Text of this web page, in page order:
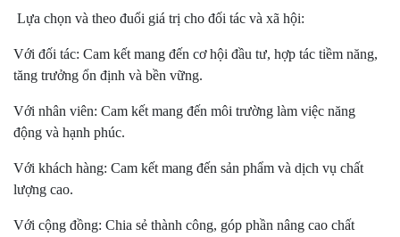
Lựa chọn và theo đuổi giá trị cho đối tác và xã hội:
Với đối tác: Cam kết mang đến cơ hội đầu tư, hợp tác tiềm năng,
tăng trưởng ổn định và bền vững.
Với nhân viên: Cam kết mang đến môi trường làm việc năng
động và hạnh phúc.
Với khách hàng: Cam kết mang đến sản phẩm và dịch vụ chất
lượng cao.
Với cộng đồng: Chia sẻ thành công, góp phần nâng cao chất